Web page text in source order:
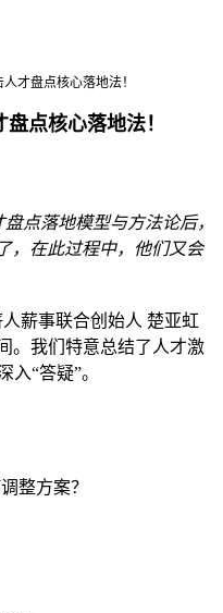
才盘点核心落地法！
点核心落地法！
点落地模型与方法论后，
，在此过程中，他们又会
薪事联合创始人 楚亚虹
。我们特意总结了人才激
“答疑”。
整方案？